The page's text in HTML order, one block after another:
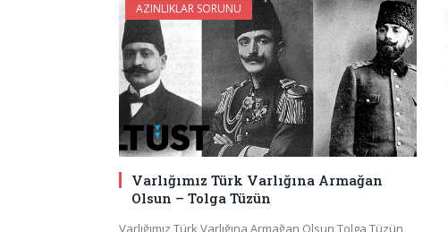
AZINLIKLAR SORUNU
Varlığımız Türk Varlığına Armağan
Olsun – Tolga Tüzün
Varlığımız Türk Varlığına Armağan Olsun Tolga Tüzün